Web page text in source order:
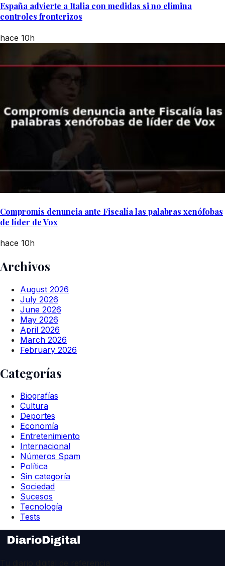
España advierte a Italia con medidas si no elimina
controles fronterizos
hace 10h
Compromís denuncia ante Fiscalía las palabras xenófobas
de líder de Vox
hace 10h
Archivos
August 2026
July 2026
June 2026
May 2026
April 2026
March 2026
February 2026
Categorías
Biografías
Cultura
Deportes
Economía
Entretenimiento
Internacional
Números Spam
Política
Sin categoría
Sociedad
Sucesos
Tecnología
Tests